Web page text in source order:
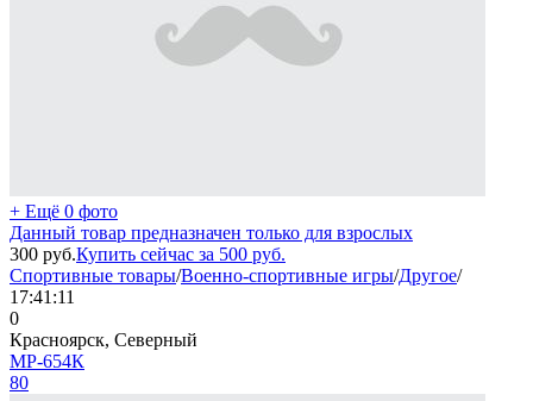
+ Ещё 0 фото
Данный товар предназначен только для взрослых
300 руб.Купить сейчас за 500 руб.
Спортивные товары/Военно-спортивные игры/Другое/
17:41:11
0
Красноярск, Северный
МР-654К
80